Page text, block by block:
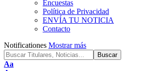
Encuestas
Política de Privacidad
ENVÍA TU NOTICIA
Contacto
Notificationes Mostrar más
Font
Aa